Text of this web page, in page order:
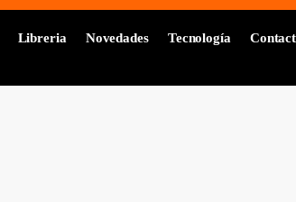
Libreria Novedades Tecnología